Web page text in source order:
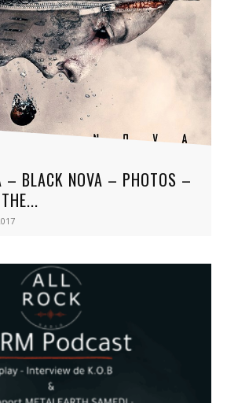
– BLACK NOVA – PHOTOS –